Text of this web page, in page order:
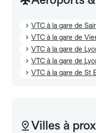
VTC à la gare de
VTC à la gare de
VTC à la gare de
VTC à la gare de
VTC à la gare de St
Villes à